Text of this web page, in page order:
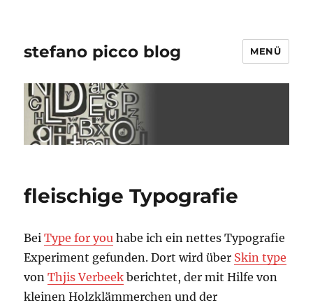
stefano picco blog MENÜ
fleischige Typografie
BeiType for you habe ich ein nettes Typografie
Experiment gefunden. Dort wird über Skin type
vonThjis Verbeek berichtet, der mit Hilfe von
kleinen Holzklämmerchen und der